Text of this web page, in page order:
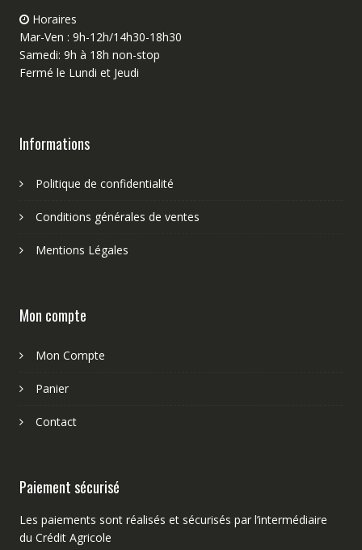
Horaires
Mar-Ven : 9h-12h/14h30-18h30
Samedi: 9h à 18h non-stop
Fermé le Lundi et Jeudi
Informations
Politique de confidentialité
Conditions générales de ventes
Mentions Légales
Mon compte
Mon Compte
Panier
Contact
Paiement sécurisé
Les paiements sont réalisés et sécurisés par l’intermédiaire
du Crédit Agricole